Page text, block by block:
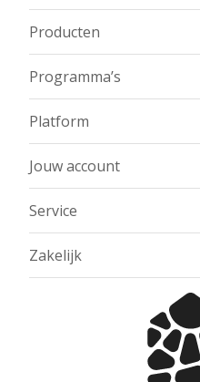
Producten
Programma’s
Platform
Jouw account
Service
Zakelijk